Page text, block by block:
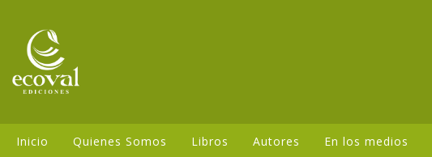
Inicio Quienes Somos Libros Autores En los medios